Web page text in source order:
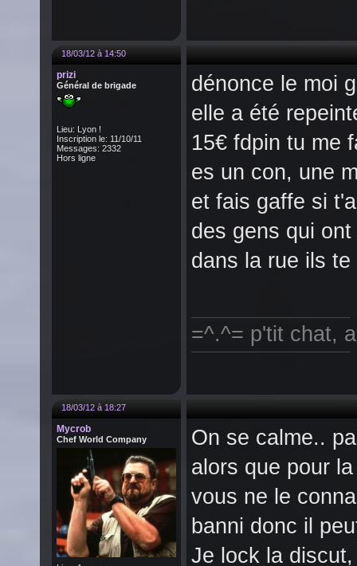
18/03/12 à 14:50
prizi
Général de brigade
Lieu: Lyon !
Inscription le: 11/10/11
Messages: 2332
Hors ligne
dénonce le moi
elle a été
15€ fdpin tu me
es un con, une
et fais gaffe si
des gens qui
dans la rue ils
=^.^= p'tit chat,
18/03/12 à 18:27
Mycrob
Chef World Company
On se calme..
alors que pour
vous ne le
banni donc il
Je lock la